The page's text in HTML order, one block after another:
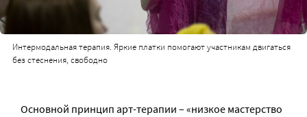
Интермодальная терапия. Яркие платки помогают участникам двигаться
без стеснения, свободно
Основной принцип арт-терапии – «низкое мастерство